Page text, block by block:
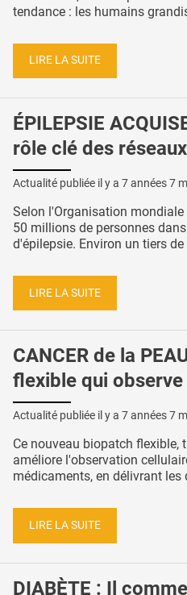
tendance : les humains
LIRE LA SUITE
ÉPILEPSIE
rôle clé des
Actualité publiée il y a 7 années 7
Selon l'Organisation
50 millions de personnes
d'épilepsie. Environ un tiers
LIRE LA SUITE
CANCER de la
flexible qui
Actualité publiée il y a 7 années 7
Ce nouveau biopatch flexible,
améliore l'observation
médicaments, en délivrant les
LIRE LA SUITE
DIABÈTE : Il